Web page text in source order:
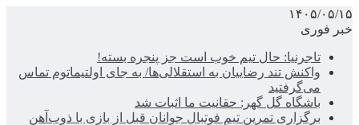
۱۴۰۵/۰۵/۱۵
خبر فوری
تاجرنیا: حال تیم خوب است جز پنجره بسته!
واکنش تند رضاییان به استقلالی‌ها/ به جای اولتیماتوم تماس
می‌گرفتید
باشگاه گل گهر: حقانیت ما اثبات شد
برگزاری تمرین تیم فوتبال جوانان قبل از بازی با ذوب‌آهن